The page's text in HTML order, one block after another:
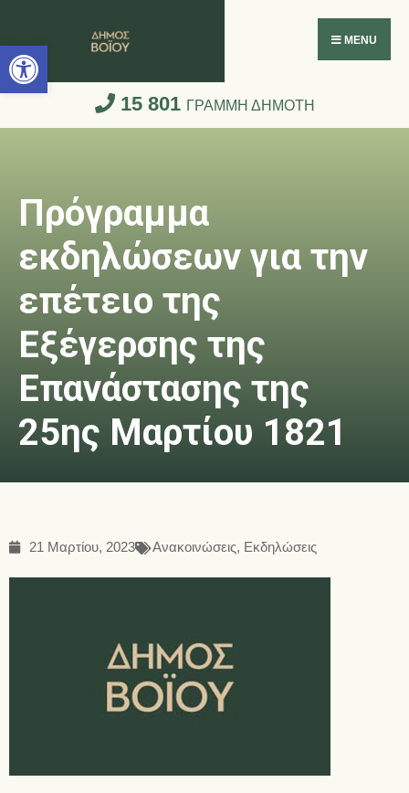
Ανοίξτε τη γραμμή εργαλείων
MENU
15 801 ΓΡΑΜΜΗ ΔΗΜΟΤΗ
Πρόγραμμα
εκδηλώσεων για την
επέτειο της
Εξέγερσης της
Επανάστασης της
25ης Μαρτίου 1821
21 Μαρτίου, 2023 Ανακοινώσεις, Εκδηλώσεις